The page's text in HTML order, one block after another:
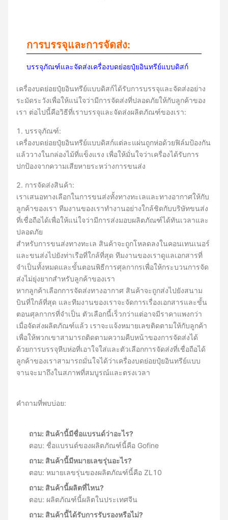
การบรรจุและการจัดส่ง:
บรรจุภัณฑ์และจัดส่งเครื่องบดย่อยปุ๋ยอินทรีย์แบบดิสก์
เครื่องบดย่อยปุ๋ยอินทรีย์แบบดิสก์ได้รับการบรรจุและจัดส่งอย่าง
ระมัดระวังเพื่อให้แน่ใจว่ามีการจัดส่งที่ปลอดภัยให้กับลูกค้าของ
เรา ต่อไปนี้คือวิธีที่เราบรรจุและจัดส่งผลิตภัณฑ์ของเรา:
1. บรรจุภัณฑ์:
เครื่องบดย่อยปุ๋ยอินทรีย์แบบดิสก์แต่ละแผ่นถูกห่อด้วยฟิล์มป้องกัน
แล้ววางในกล่องไม้ที่แข็งแรง เพื่อให้มั่นใจว่าเครื่องได้รับการ
ปกป้องจากความเสียหายระหว่างการขนส่ง
2. การจัดส่งสินค้า:
เราเสนอทางเลือกในการขนส่งทั้งทางทะเลและทางอากาศให้กับ
ลูกค้าของเรา ทีมงานของเราทำงานอย่างใกล้ชิดกับบริษัทขนส่ง
ที่เชื่อถือได้เพื่อให้แน่ใจว่ามีการส่งมอบผลิตภัณฑ์ได้ทันเวลาและ
ปลอดภัย
สำหรับการขนส่งทางทะเล สินค้าจะถูกโหลดลงในคอนเทนเนอร์
และขนส่งไปยังท่าเรือที่ใกล้ที่สุด ทีมงานของเราดูแลเอกสารที่
จำเป็นทั้งหมดและขั้นตอนพิธีการศุลกากรเพื่อให้กระบวนการจัด
ส่งไม่ยุ่งยากสำหรับลูกค้าของเรา
หากลูกค้าเลือกการจัดส่งทางอากาศ สินค้าจะถูกส่งไปยังสนาม
บินที่ใกล้ที่สุด และทีมงานของเราจะจัดการเรื่องเอกสารและขั้น
ตอนศุลกากรที่จำเป็น ตัวเลือกนี้เร็วกว่าแต่อาจมีราคาแพงกว่า
เมื่อจัดส่งผลิตภัณฑ์แล้ว เราจะแจ้งหมายเลขติดตามให้กับลูกค้า
เพื่อให้พวกเขาสามารถติดตามความคืบหน้าของการจัดส่งได้
ด้วยการบรรจุหีบห่อที่เอาใจใส่และตัวเลือกการจัดส่งที่เชื่อถือได้
ลูกค้าของเราสามารถมั่นใจได้ว่าเครื่องบดย่อยปุ๋ยอินทรีย์แบบ
จานจะมาถึงในสภาพที่สมบูรณ์และตรงเวลา
คำถามที่พบบ่อย:
ถาม: สินค้านี้มีชื่อแบรนด์ว่าอะไร?
ตอบ: ชื่อแบรนด์ของผลิตภัณฑ์นี้คือ Gofine
ถาม: สินค้านี้มีหมายเลขรุ่นอะไร?
ตอบ: หมายเลขรุ่นของผลิตภัณฑ์นี้คือ ZL10
ถาม: สินค้านี้ผลิตที่ไหน?
ตอบ: ผลิตภัณฑ์นี้ผลิตในประเทศจีน
ถาม: สินค้านี้ได้รับการรับรองหรือไม่?